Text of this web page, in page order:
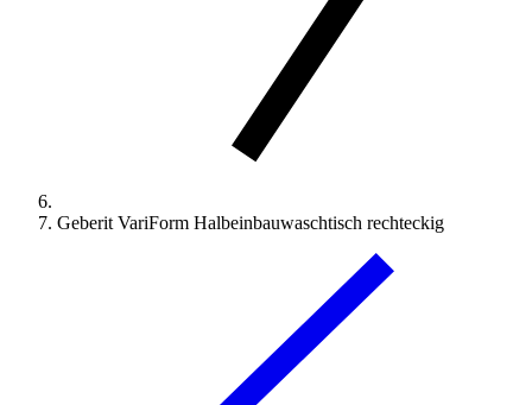
Geberit VariForm Halbeinbauwaschtisch rechteckig